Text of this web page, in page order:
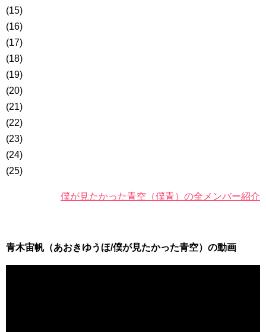
(15)
(16)
(17)
(18)
(19)
(20)
(21)
(22)
(23)
(24)
(25)
僕が見たかった青空（僕青）の全メンバー紹介
青木宙帆（あおきゆうほ/僕が見たかった青空）の動画